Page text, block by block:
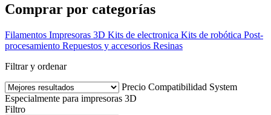
Comprar por categorías
Filamentos Impresoras 3D Kits de electronica Kits de robótica Post-
procesamiento Repuestos y accesorios Resinas
Filtrar y ordenar
Precio Compatibilidad System
Especialmente para impresoras 3D
Filtro